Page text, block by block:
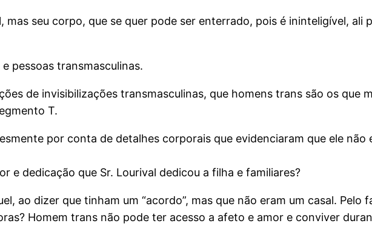
seu corpo, que se quer pode ser enterrado, pois é ininteligível, ali
pessoas transmasculinas.
de invisibilizações transmasculinas, que homens trans são os que
T.
por conta de detalhes corporais que evidenciaram que ele não
e dedicação que Sr. Lourival dedicou a filha e familiares?
ao dizer que tinham um “acordo”, mas que não eram um casal. Pelo
Homem trans não pode ter acesso a afeto e amor e conviver